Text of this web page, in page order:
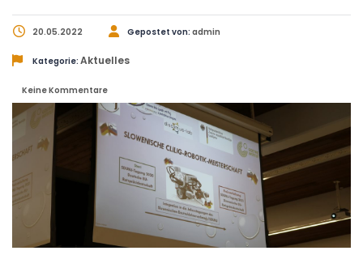
20.05.2022 Gepostet von: admin
Kategorie: Aktuelles
Keine Kommentare